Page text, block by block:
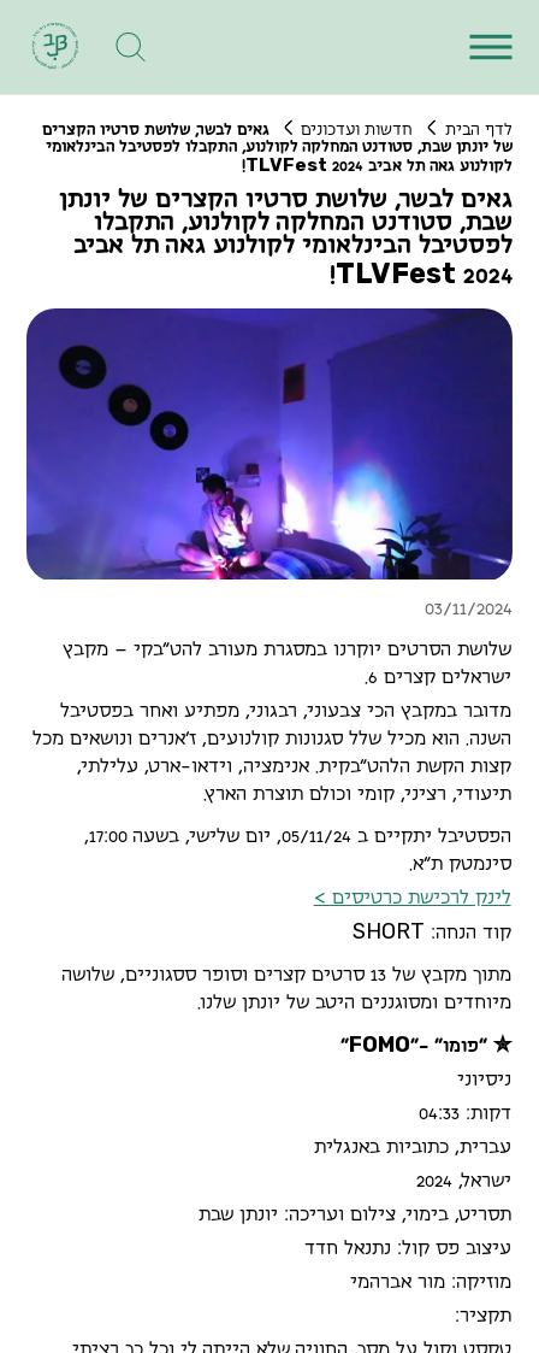
לדף הבית חדשות ועדכונים
גאים לבשר, שלושת סרטיו הקצרים
של יונתן שבת, סטודנט המחלקה לקולנוע, התקבלו לפסטיבל הבינלאומי
לקולנוע גאה תל אביב
TLVFest 2024!
גאים לבשר, שלושת סרטיו הקצרים של יונתן
שבת, סטודנט המחלקה לקולנוע, התקבלו
לפסטיבל הבינלאומי לקולנוע גאה תל אביב
TLVFest 2024!
03/11/2024
שלושת הסרטים יוקרנו במסגרת מעורב להט"בקי – מקבץ
ישראלים קצרים 6.
מדובר במקבץ הכי צבעוני, רבגוני, מפתיע ואחר בפסטיבל
השנה. הוא מכיל שלל סגנונות קולנועים, ז'אנרים ונושאים מכל
קצות הקשת הלהט"בקית. אנימציה, וידאו-ארט, עלילתי,
תיעודי, רציני, קומי וכולם תוצרת הארץ.
הפסטיבל יתקיים ב 05/11/24, יום שלישי, בשעה 17:00,
סינמטק ת״א.
לינק לרכישת כרטיסים >
קוד הנחה: SHORT
מתוך מקבץ של 13 סרטים קצרים וסופר ססגוניים, שלושה
מיוחדים ומסוגננים היטב של יונתן שלנו.
✮ ״פומו״ -״ FOMO
״
ניסיוני
דקות: 04:33
עברית, כתוביות באנגלית
ישראל, 2024
תסריט, בימוי, צילום ועריכה: יונתן שבת
עיצוב פס קול: נתנאל חדד
מוזיקה: מור אברהמי
תקציר:
טקסט וקול על מסך, החוויה שלא הייתה לי וכל כך רציתי